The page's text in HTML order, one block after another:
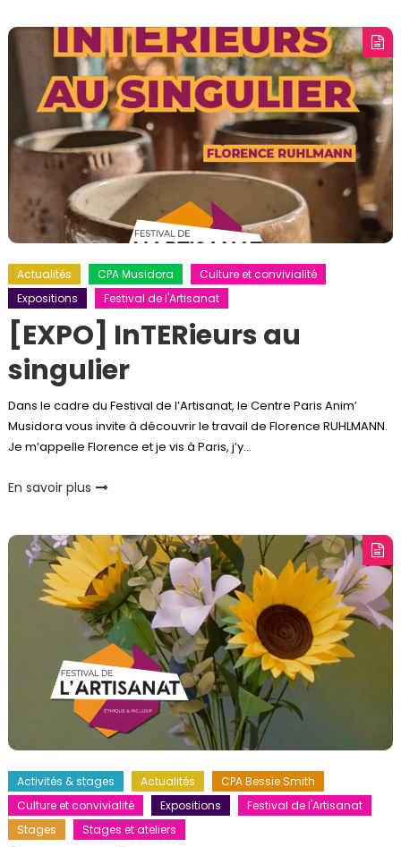
Actualités CPA Musidora
Culture et convivialité
Expositions
Festival de l'Artisanat
[EXPO] InTERieurs au
singulier
Dans le cadre du Festival de l’Artisanat, le Centre Paris Anim’
Musidora vous invite à découvrir le travail de Florence RUHLMANN.
Je m’appelle Florence et je vis à Paris, j’y…
En savoir plus
Activités & stages Actualités
CPA Bessie Smith
Culture et convivialité
Expositions
Festival de l'Artisanat
Stages
Stages et ateliers